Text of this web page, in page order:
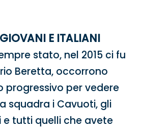
E ITALIANI
stato, nel 2015 ci fu
Beretta, occorrono
progressivo per vedere
squadra i Cavuoti, gli
e tutti quelli che avete